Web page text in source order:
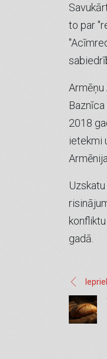
to par
Armēņu
2018
ietekmi
gadā.